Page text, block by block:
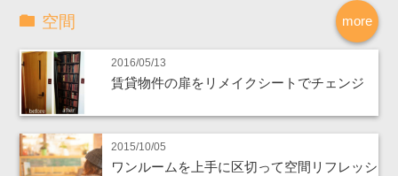
more
空間
2016/05/13
賃貸物件の扉をリメイクシートでチェンジ
2015/10/05
ワンルームを上手に区切って空間リフレッシ